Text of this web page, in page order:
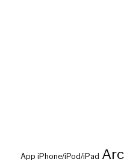
App iPhone/iPod/iPad